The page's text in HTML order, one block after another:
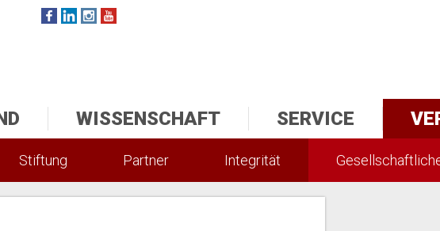
WISSENSCHAFT SERVICE
Stiftung Partner Integrität